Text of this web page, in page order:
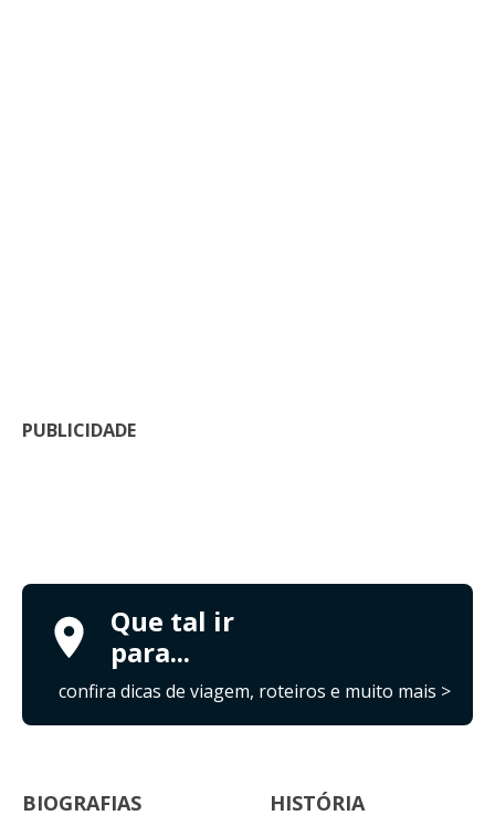
PUBLICIDADE
Que tal ir
para...
confira dicas de viagem, roteiros e muito mais >
BIOGRAFIAS HISTÓRIA